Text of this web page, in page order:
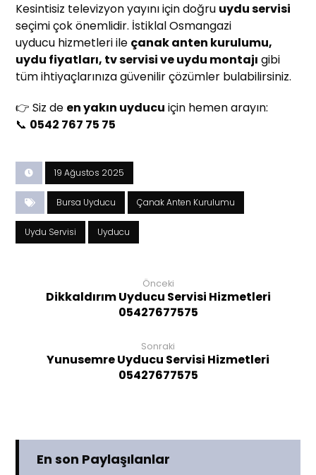
Kesintisiz televizyon yayını için doğru uydu servisi
seçimi çok önemlidir. İstiklal Osmangazi
uyducu hizmetleri ile çanak anten kurulumu,
uydu fiyatları, tv servisi ve uydu montajı gibi
tüm ihtiyaçlarınıza güvenilir çözümler bulabilirsiniz.
👉 Siz de en yakın uyducu için hemen arayın:
📞 0542 767 75 75
19 Ağustos 2025
Bursa Uyducu Çanak Anten Kurulumu
Uydu Servisi Uyducu
Önceki
Dikkaldırım Uyducu Servisi Hizmetleri
05427677575
Sonraki
Yunusemre Uyducu Servisi Hizmetleri
05427677575
En son Paylaşılanlar